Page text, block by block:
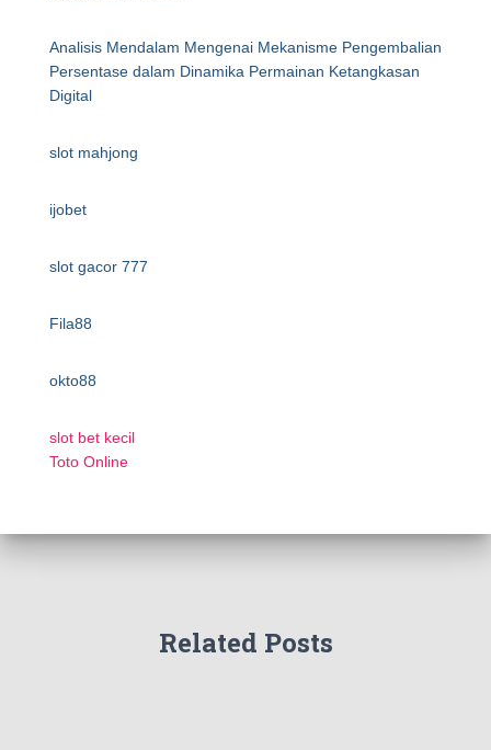
Analisis Mendalam Mengenai Mekanisme Pengembalian
Persentase dalam Dinamika Permainan Ketangkasan
Digital
slot mahjong
ijobet
slot gacor 777
Fila88
okto88
slot bet kecil
Toto Online
Related Posts